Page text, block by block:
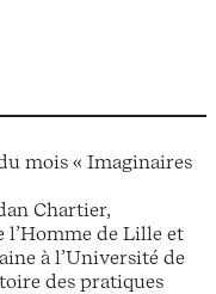
mois « Imaginaires
Chartier,
l’Homme de Lille et
à l’Université de
des pratiques